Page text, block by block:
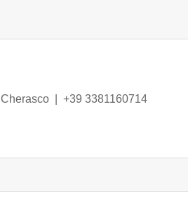
Cherasco +39 3381160714